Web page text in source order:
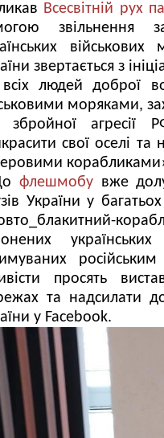
Всесвітній рух
звільнення
військових
звертається з
людей доброї
моряками,
збройної агресії
свої оселі
флешмобувже
України у
просять
та надсилати до
у Facebook.